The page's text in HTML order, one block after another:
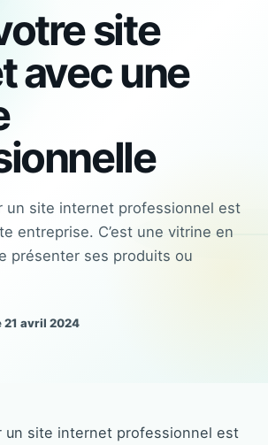
site
avec une
un site internet professionnel est
entreprise. C’est une vitrine en
présenter ses produits ou
21 avril 2024
un site internet professionnel est